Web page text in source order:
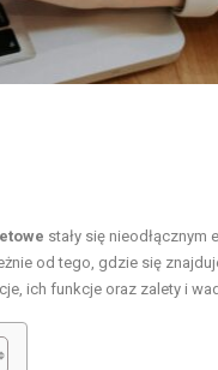
stały się
od tego, gdzie się
ich funkcje oraz zalety i